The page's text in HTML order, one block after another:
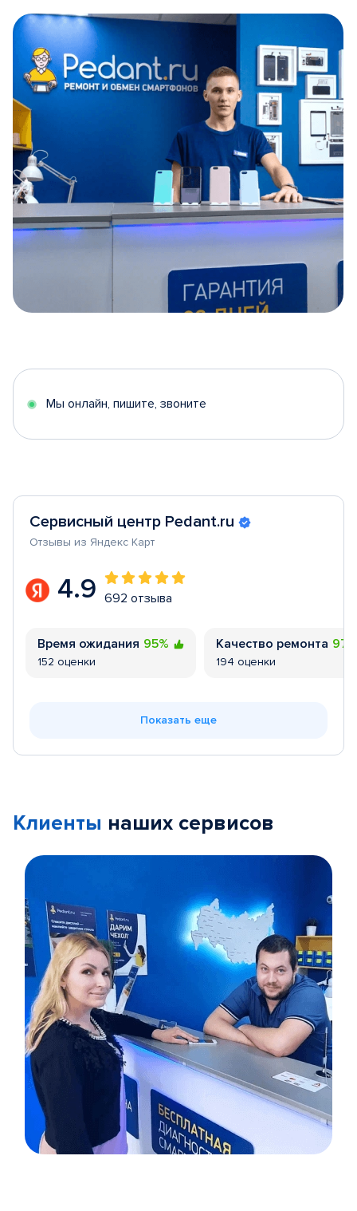
5
Мы онлайн, пишите, звоните
Сервисный центр Pedant.ru
Отзывы из Яндекс Карт
4.9 692 отзыва
Время ожидания 95%
152 оценки
Качество ремонта
194 оценки
Показать еще
Клиенты наших сервисов